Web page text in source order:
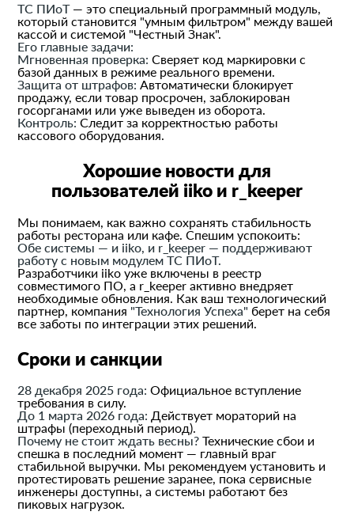
ТС ПИоТ— это специальный программный модуль,
который становится "умным фильтром" между вашей
кассой и системой "Честный Знак".
Его главные задачи:
Мгновенная проверка: Сверяет код маркировки с
базой данных в режиме реального времени.
Защита от штрафов: Автоматически блокирует
продажу, если товар просрочен, заблокирован
госорганами или уже выведен из оборота.
Контроль: Следит за корректностью работы
кассового оборудования.
Хорошие новости для
пользователей iiko и r_keeper
Мы понимаем, как важно сохранять стабильность
работы ресторана или кафе. Спешим успокоить:
Обе системы — и iiko, и r_keeper — поддерживают
работу с новым модулем ТС ПИоТ.
Разработчики iiko уже включены в реестр
совместимого ПО, а r_keeper активно внедряет
необходимые обновления. Как ваш технологический
партнер, компания "Технология Успеха" берет на себя
все заботы по интеграции этих решений.
Сроки и санкции
28 декабря 2025 года: Официальное вступление
требования в силу.
До 1 марта 2026 года: Действует мораторий на
штрафы (переходный период).
Почему не стоит ждать весны? Технические сбои и
спешка в последний момент — главный враг
стабильной выручки. Мы рекомендуем установить и
протестировать решение заранее, пока сервисные
инженеры доступны, а системы работают без
пиковых нагрузок.